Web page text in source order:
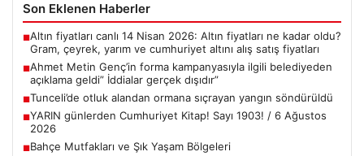
Son Eklenen Haberler
■Altın fiyatları canlı 14 Nisan 2026: Altın fiyatları ne kadar oldu?
Gram, çeyrek, yarım ve cumhuriyet altını alış satış fiyatları
■Ahmet Metin Genç’in forma kampanyasıyla ilgili belediyeden
açıklama geldi” İddialar gerçek dışıdır”
■Tunceli’de otluk alandan ormana sıçrayan yangın söndürüldü
■YARIN günlerden Cumhuriyet Kitap! Sayı 1903! / 6 Ağustos
2026
■Bahçe Mutfakları ve Şık Yaşam Bölgeleri